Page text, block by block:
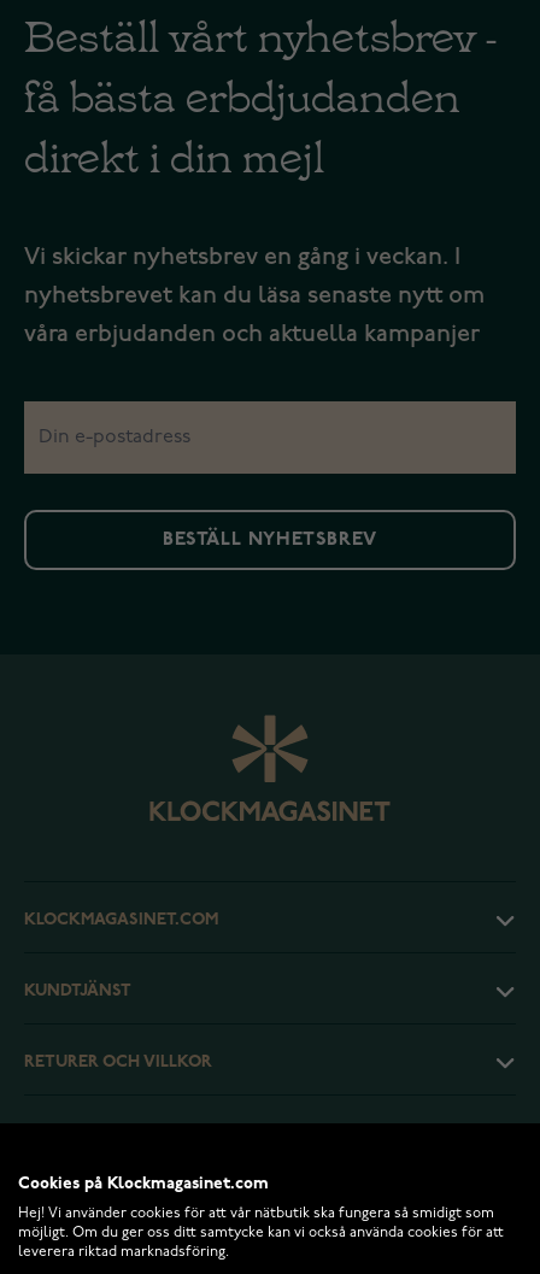
Beställ vårt nyhetsbrev -
få bästa erbdjudanden
direkt i din mejl
Vi skickar nyhetsbrev en gång i veckan. I
nyhetsbrevet kan du läsa senaste nytt om
våra erbjudanden och aktuella kampanjer
BESTÄLL NYHETSBREV
KLOCKMAGASINET.COM
KUNDTJÄNST
RETURER OCH VILLKOR
Cookies på Klockmagasinet.com
Hej! Vi använder cookies för att vår nätbutik ska fungera så smidigt som
möjligt. Om du ger oss ditt samtycke kan vi också använda cookies för att
leverera riktad marknadsföring.